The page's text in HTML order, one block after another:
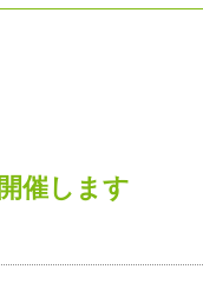
催します